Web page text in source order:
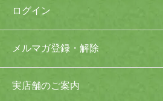
ログイン
メルマガ登録・解除
実店舗のご案内